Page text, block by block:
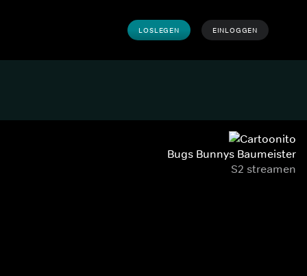
LOSLEGEN EINLOGGEN
Bugs Bunnys Baumeister
S2 streamen